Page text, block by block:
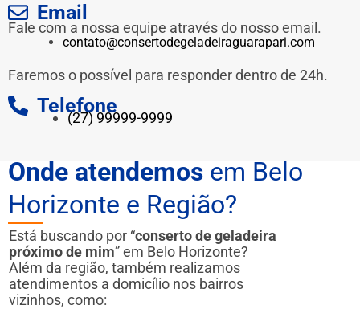
Email
Fale com a nossa equipe através do nosso email.
contato@consertodegeladeiraguarapari.com
Faremos o possível para responder dentro de 24h.
Telefone
(27) 99999-9999
Onde atendemos em Belo
Horizonte e Região?
Está buscando por “conserto de geladeira
próximo de mim” em Belo Horizonte?
Além da região, também realizamos
atendimentos a domicílio nos bairros
vizinhos, como: